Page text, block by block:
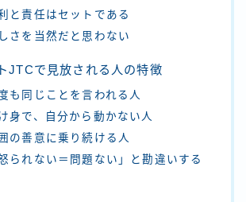
と責任はセットである
さを当然だと思わない
JTCで見放される人の特徴
も同じことを言われる人
身で、自分から動かない人
の善意に乗り続ける人
られない＝問題ない」と勘違いする